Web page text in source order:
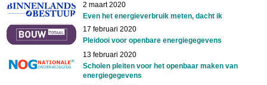
2 maart 2020
Even het energieverbruik meten, dacht ik
17 februari 2020
Pleidooi voor openbare energiegegevens
13 februari 2020
Scholen pleiten voor het openbaar maken van
energiegegevens